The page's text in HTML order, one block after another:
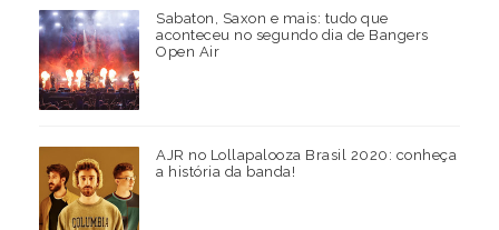
Sabaton, Saxon e mais: tudo que
aconteceu no segundo dia de Bangers
Open Air
AJR no Lollapalooza Brasil 2020: conheça
a história da banda!